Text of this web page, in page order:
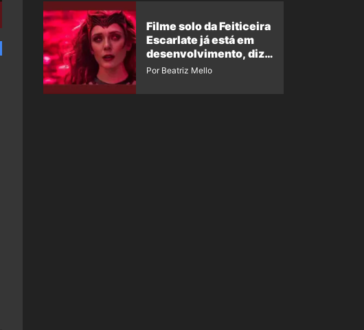
Filme solo da Feiticeira
Escarlate já está em
desenvolvimento, diz
insider
Por Beatriz Mello